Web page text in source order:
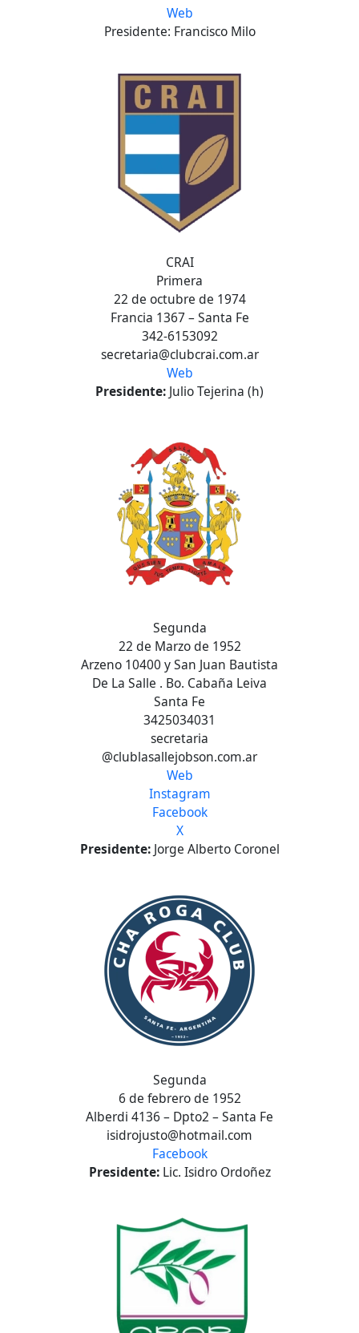
Web
Presidente: Francisco Milo
CRAI
Primera
22 de octubre de 1974
Francia 1367 – Santa Fe
342-6153092
secretaria@clubcrai.com.ar
Web
Presidente: Julio Tejerina (h)
Segunda
22 de Marzo de 1952
Arzeno 10400 y San Juan Bautista
De La Salle . Bo. Cabaña Leiva
Santa Fe
3425034031
secretaria
@clublasallejobson.com.ar
Web
Instagram
Facebook
X
Presidente:Jorge Alberto Coronel
Segunda
6 de febrero de 1952
Alberdi 4136 – Dpto2 – Santa Fe
isidrojusto@hotmail.com
Facebook
Presidente:Lic. Isidro Ordoñez